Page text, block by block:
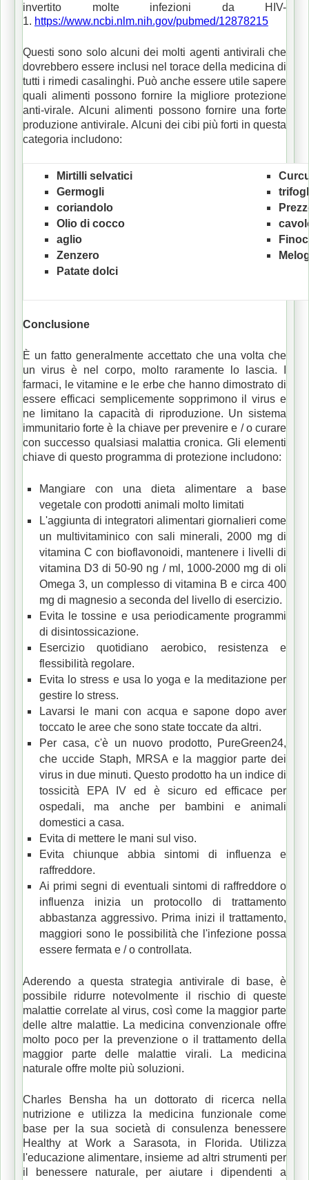
invertito molte infezioni da HIV-
1. https://www.ncbi.nlm.nih.gov/pubmed/12878215
Questi sono solo alcuni dei molti agenti antivirali che
dovrebbero essere inclusi nel torace della medicina di
tutti i rimedi casalinghi. Può anche essere utile sapere
quali alimenti possono fornire la migliore protezione
anti-virale.Alcuni alimenti possono fornire una forte
produzione antivirale. Alcuni dei cibi più forti in questa
categoria includono:
Mirtilli selvatici
Germogli
coriandolo
Olio di cocco
aglio
Zenzero
Patate dolci
Conclusione
È un fatto generalmente accettato che una volta che
un virus è nel corpo, molto raramente lo lascia.
farmaci, le vitamine e le erbe che hanno dimostrato di
essere efficaci semplicemente sopprimono il virus e
ne limitano la capacità di riproduzione. Un sistema
immunitario forte è la chiave per prevenire e / o curare
con successo qualsiasi malattia cronica. Gli elementi
chiave di questo programma di protezione includono:
Mangiare con una dieta alimentare a base
vegetale con prodotti animali molto limitati
L'aggiunta di integratori alimentari giornalieri come
un multivitaminico con sali minerali, 2000 mg di
vitamina C con bioflavonoidi, mantenere i livelli di
vitamina D3 di 50-90 ng / ml, 1000-2000 mg di oli
Omega 3, un complesso di vitamina B e circa 400
mg di magnesio a seconda del livello di esercizio.
Evita le tossine e usa periodicamente programmi
di disintossicazione.
Esercizio quotidiano aerobico, resistenza e
flessibilità regolare.
Evita lo stress e usa lo yoga e la meditazione per
gestire lo stress.
Lavarsi le mani con acqua e sapone dopo aver
toccato le aree che sono state toccate da altri.
Per casa, c'è un nuovo prodotto, PureGreen24,
che uccide Staph, MRSA e la maggior parte dei
virus in due minuti. Questo prodotto ha un indice di
tossicità EPA IV ed è sicuro ed efficace per
ospedali, ma anche per bambini e animali
domestici a casa.
Evita di mettere le mani sul viso.
Evita chiunque abbia sintomi di influenza e
raffreddore.
Ai primi segni di eventuali sintomi di raffreddore o
influenza inizia un protocollo di trattamento
abbastanza aggressivo. Prima inizi il trattamento,
maggiori sono le possibilità che l'infezione possa
essere fermata e / o controllata.
Aderendo a questa strategia antivirale di base, è
possibile ridurre notevolmente il rischio di queste
malattie correlate al virus, così come la maggior parte
delle altre malattie. La medicina convenzionale offre
molto poco per la prevenzione o il trattamento della
maggior parte delle malattie virali. La medicina
naturale offre molte più soluzioni.
Charles Bensha ha un dottorato di ricerca nella
nutrizione e utilizza la medicina funzionale come
base per la sua società di consulenza benessere
Healthy at Work a Sarasota, in Florida. Utilizza
l'educazione alimentare, insieme ad altri strumenti per
il benessere naturale, per aiutare i dipendenti a